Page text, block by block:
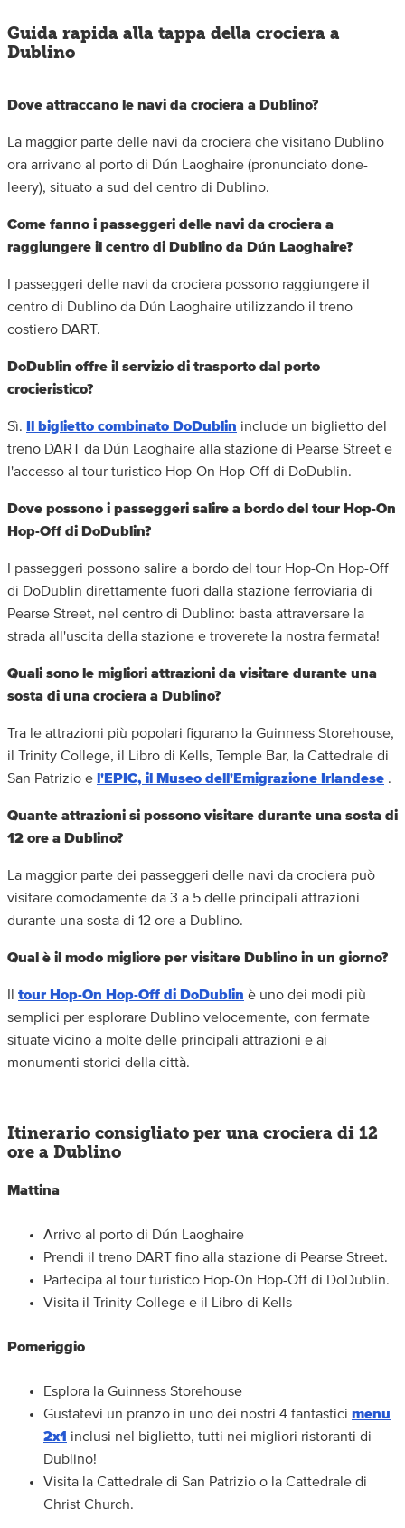
Guida rapida alla tappa della crociera a
Dublino
Dove attraccano le navi da crociera a Dublino?
La maggior parte delle navi da crociera che visitano Dublino
ora arrivano al porto di Dún Laoghaire (pronunciato done-
leery), situato a sud del centro di Dublino.
Come fanno i passeggeri delle navi da crociera a
raggiungere il centro di Dublino da Dún Laoghaire?
I passeggeri delle navi da crociera possono raggiungere il
centro di Dublino da Dún Laoghaire utilizzando il treno
costiero DART.
DoDublin offre il servizio di trasporto dal porto
crocieristico?
Sì. Il biglietto combinato DoDublin include un biglietto del
treno DART da Dún Laoghaire alla stazione di Pearse Street e
l'accesso al tour turistico Hop-On Hop-Off di DoDublin.
Dove possono i passeggeri salire a bordo del tour Hop-On
Hop-Off di DoDublin?
I passeggeri possono salire a bordo del tour Hop-On Hop-Off
di DoDublin direttamente fuori dalla stazione ferroviaria di
Pearse Street, nel centro di Dublino: basta attraversare la
strada all'uscita della stazione e troverete la nostra fermata!
Quali sono le migliori attrazioni da visitare durante una
sosta di una crociera a Dublino?
Tra le attrazioni più popolari figurano la Guinness Storehouse,
il Trinity College, il Libro di Kells, Temple Bar, la Cattedrale di
San Patrizio e l'EPIC, il Museo dell'Emigrazione Irlandese .
Quante attrazioni si possono visitare durante una sosta di
12 ore a Dublino?
La maggior parte dei passeggeri delle navi da crociera può
visitare comodamente da 3 a 5 delle principali attrazioni
durante una sosta di 12 ore a Dublino.
Qual è il modo migliore per visitare Dublino in un giorno?
tour Hop-On Hop-Off di DoDublin è uno dei modi più
semplici per esplorare Dublino velocemente, con fermate
situate vicino a molte delle principali attrazioni e ai
monumenti storici della città.
Itinerario consigliato per una crociera di 12
ore a Dublino
Mattina
Arrivo al porto di Dún Laoghaire
Prendi il treno DART fino alla stazione di Pearse Street.
Partecipa al tour turistico Hop-On Hop-Off di DoDublin.
Visita il Trinity College e il Libro di Kells
Pomeriggio
Esplora la Guinness Storehouse
Gustatevi un pranzo in uno dei nostri 4 fantastici menu
2x1 inclusi nel biglietto, tutti nei migliori ristoranti di
Dublino!
Visita la Cattedrale di San Patrizio o la Cattedrale di
Christ Church.